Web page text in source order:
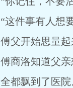
“这件事有人想
傅父开始思量
傅商洛知道父
全都飘到了医院